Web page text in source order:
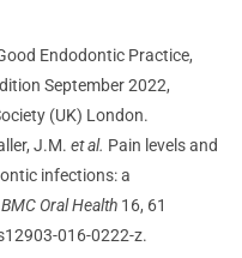
Endodontic Practice,
September 2022,
(UK) London.
J.M. et al. Pain levels and
infections: a
BMC Oral Health 16, 61
016-0222-z.